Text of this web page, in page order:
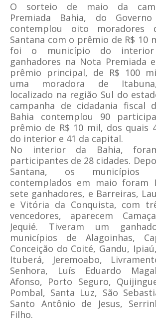
O sorteio de maio da
Premiada Bahia, do
contemplou oito moradores
Santana com o prêmio de R$ 10
foi o município do
ganhadores na Nota Premiada
prêmio principal, de R$ 100
uma moradora de
localizado na região Sul do
campanha de cidadania fiscal
Bahia contemplou 90
prêmio de R$ 10 mil, dos quais
do interior e 41 da capital.
No interior da Bahia,
participantes de 28 cidades.
Santana, os municípios
contemplados em maio foram
sete ganhadores, e Barreiras,
e Vitória da Conquista, com
vencedores, aparecem
Jequié. Tiveram um
municípios de Alagoinhas,
Conceição do Coité, Gandu,
Ituberá, Jeremoabo,
Senhora, Luís Eduardo
Afonso, Porto Seguro,
Pombal, Santa Luz, São
Santo Antônio de Jesus,
Filho.